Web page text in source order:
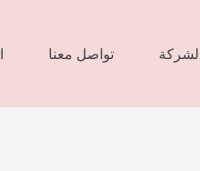
تواصل معنا